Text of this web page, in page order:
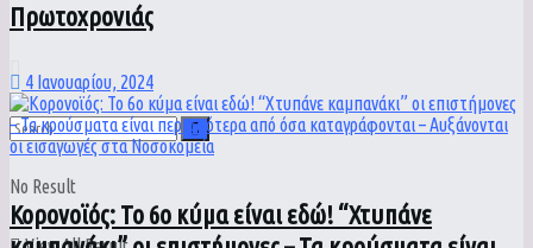
No Result
Πρωτοχρονιάς
4 Ιανουαρίου, 2024
Κορονοϊός: Το 6ο κύμα είναι εδώ! “Χτυπάνε